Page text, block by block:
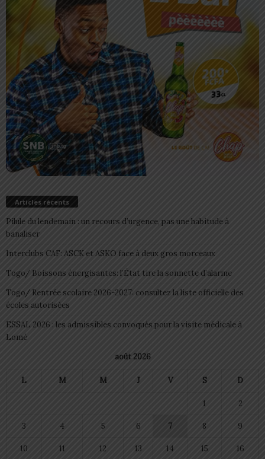
Articles récents
Pilule du lendemain : un recours d’urgence, pas une habitude à
banaliser
Interclubs CAF: ASCK et ASKO face à deux gros morceaux
Togo/ Boissons énergisantes: l’État tire la sonnette d’alarme
Togo/ Rentrée scolaire 2026-2027: consultez la liste officielle des
écoles autorisées
ESSAL 2026 : les admissibles convoqués pour la visite médicale à
Lomé
août 2026
L M M J V S D
1 2
3 4 5 6 7 8 9
10 11 12 13 14 15 16